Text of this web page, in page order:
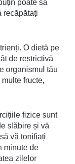
poate să
recăpătați
O dietă pe
de restrictivă
organismul tău
fructe,
fizice sunt
slăbire și vă
vă tonifiați
minute de
zilelor